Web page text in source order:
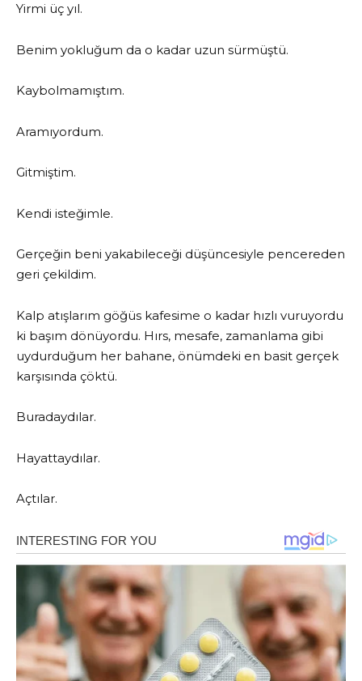
Yirmi üç yıl.
Benim yokluğum da o kadar uzun sürmüştü.
Kaybolmamıştım.
Aramıyordum.
Gitmiştim.
Kendi isteğimle.
Gerçeğin beni yakabileceği düşüncesiyle pencereden
geri çekildim.
Kalp atışlarım göğüs kafesime o kadar hızlı vuruyordu
ki başım dönüyordu. Hırs, mesafe, zamanlama gibi
uydurduğum her bahane, önümdeki en basit gerçek
karşısında çöktü.
Buradaydılar.
Hayattaydılar.
Açtılar.